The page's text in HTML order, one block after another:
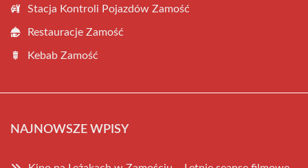
Stacja Kontroli Pojazdów Zamość
Restauracje Zamość
Kebab Zamość
NAJNOWSZE WPISY